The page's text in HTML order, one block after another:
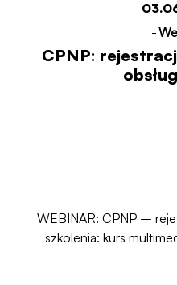
-
CPNP:
WEBINAR: CPNP –
szkolenia: kurs